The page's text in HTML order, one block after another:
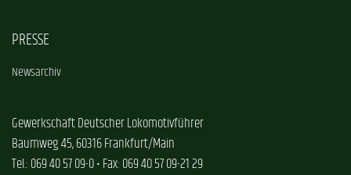
PRESSE
Newsarchiv
Gewerkschaft Deutscher Lokomotivführer
Baumweg 45, 60316 Frankfurt/Main
Tel.: 069 40 57 09-0 • Fax: 069 40 57 09-21 29